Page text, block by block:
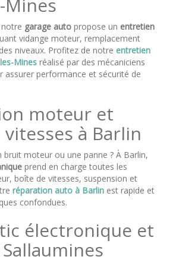
Mines
garage auto propose un entretien
vidange moteur, remplacement
niveaux. Profitez de notre entretien
Mines réalisé par des mécaniciens
assurer performance et sécurité de
moteur et
à Barlin
bruit moteur ou une panne ? À Barlin,
prend en charge toutes les
boîte de vitesses, suspension et
réparation auto à Barlin est rapide et
confondues.
électronique et